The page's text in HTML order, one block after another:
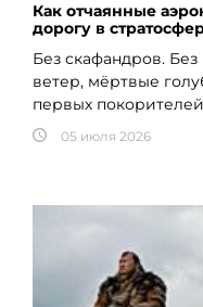
Как отчаянные
дорогу в
Без скафандров.
ветер, мёртвые
первых
05 июля 2026